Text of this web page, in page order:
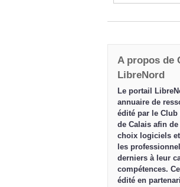
A propos de
LibreNord
Le portail
annuaire de
édité par le
de Calais afin
choix logiciels
les
derniers à leur
compétences.
édité en